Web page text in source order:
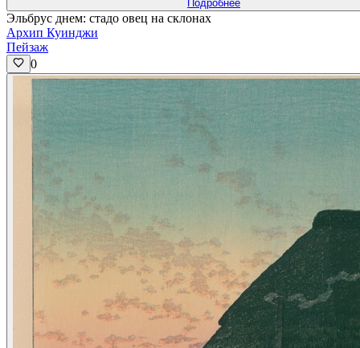
Подробнее
Эльбрус днем: стадо овец на склонах
Архип Куинджи
Пейзаж
0